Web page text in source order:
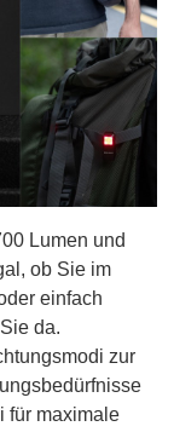
Lumen und
ob Sie im
einfach
da.
zur
für maximale